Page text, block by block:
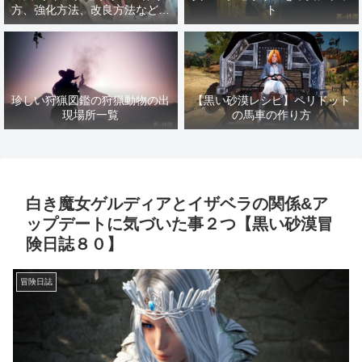
方、強化方法、改良方法などま
とめ【黒い砂漠冒険日誌１４１
ト
珍しい狩猟図鑑の狩猟動物の出
現場所一覧
【黒い砂漠レシピ】ペリドット
の馬車の作り方
白き魔女ゲルディアとイザベラの関係&ア
ップデートに気づいた事２つ【黒い砂漠冒
険日誌８０】
冒険日誌